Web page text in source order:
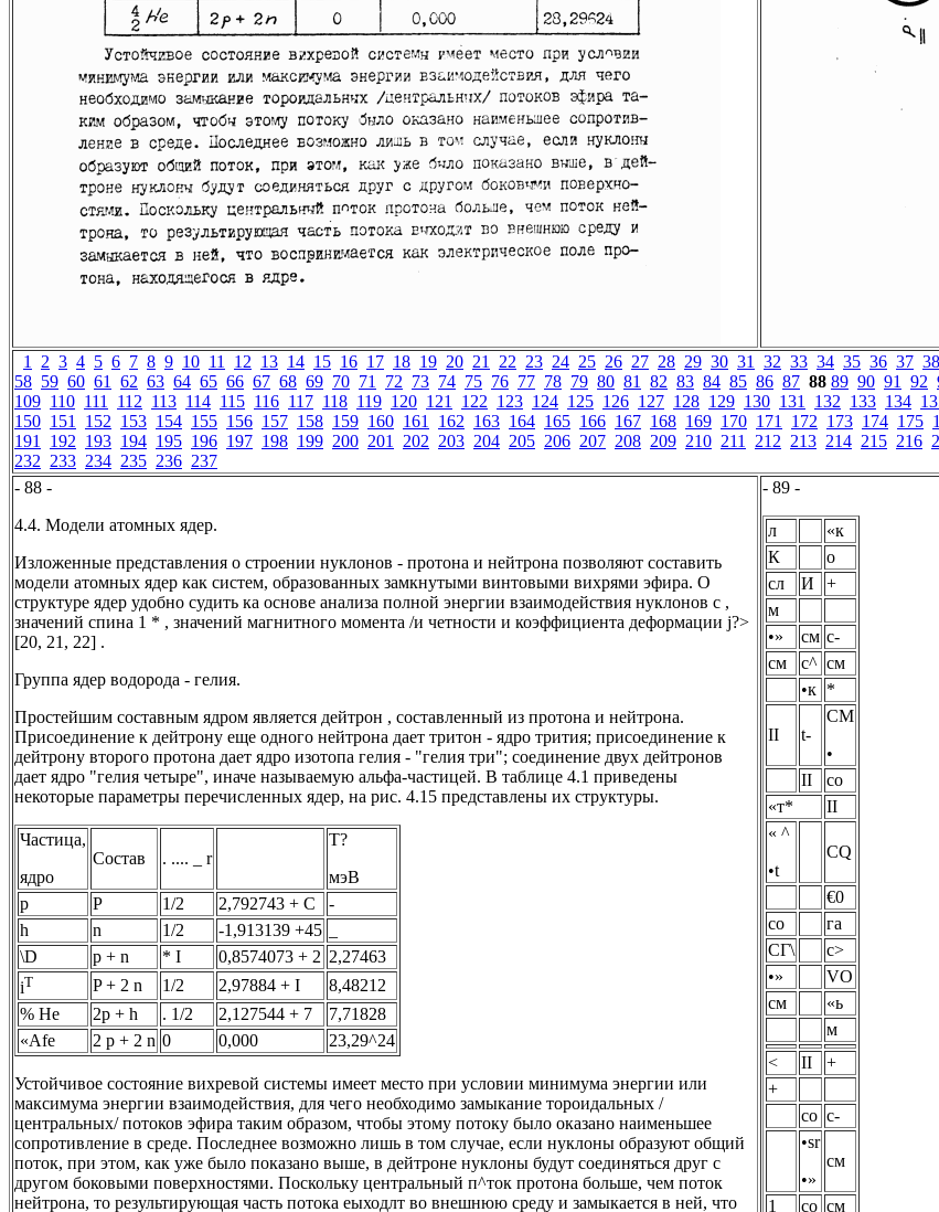
1 2 3 4 5 6 7 8 9 10 11 12 13 14 15 16 17 18 19 20 21 22 23 24 25 26 27 28 29 30 31 32 33 34 35 36 37 38
58 59 60 61 62 63 64 65 66 67 68 69 70 71 72 73 74 75 76 77 78 79 80 81 82 83 84 85 86 87 88 89 90 91 92
109 110 111 112 113 114 115 116 117 118 119 120 121 122 123 124 125 126 127 128 129 130 131 132 133 134
150 151 152 153 154 155 156 157 158 159 160 161 162 163 164 165 166 167 168 169 170 171 172 173 174 175
191 192 193 194 195 196 197 198 199 200 201 202 203 204 205 206 207 208 209 210 211 212 213 214 215 216
232 233 234 235 236 237
- 88 -
4.4. Модели атомных ядер.
Изложенные представления о строении нуклонов - протона и нейтрона позволяют составить
модели атомных ядер как систем, образованных замкнутыми винтовыми вихрями эфира. О
структуре ядер удобно судить ка основе анализа полной энергии взаимодействия нуклонов с ,
значений спина 1 * , значений магнитного момента /и четности и коэффициента деформации j?>
[20, 21, 22] .
Группа ядер водорода - гелия.
Простейшим составным ядром является дейтрон , составленный из протона и нейтрона.
Присоединение к дейтрону еще одного нейтрона дает тритон - ядро трития; присоединение к
дейтрону второго протона дает ядро изотопа гелия - "гелия три"; соединение двух дейтронов
дает ядро "гелия четыре", иначе называемую альфа-частицей. В таблице 4.1 приведены
некоторые параметры перечисленных ядер, на рис. 4.15 представлены их структуры.
Частица,
ядро
Состав . .... _ r
T?
мэВ
р
P 1/2 2,792743 + С
-
h
n 1/2 -1,913139 +45
\D
p + n * I 0,8574073 + 2 2,27463
iT P + 2 n 1/2 2,97884 + I
8,48212
% Не
2p + h . 1/2 2,127544 + 7
7,71828
«Afe
2 p + 2 n 0 0,000 23,29^24
Устойчивое состояние вихревой системы имеет место при условии минимума энергии или
максимума энергии взаимодействия, для чего необходимо замыкание тороидальных /
центральных/ потоков эфира таким образом, чтобы этому потоку было оказано наименьшее
сопротивление в среде. Последнее возможно лишь в том случае, если нуклоны образуют общий
поток, при этом, как уже было показано выше, в дейтроне нуклоны будут соединяться друг с
другом боковыми поверхностями. Поскольку центральный п^ток протона больше, чем поток
нейтрона, то результирующая часть потока еыходлт во внешнюю среду и замыкается в ней, что
- 89 -
л
«к
К
о
сл
И
+
м
•»
см с-
см
с^ см
•к *
II t-
СМ
•
II
со
«т*
II
« ^
•t
CQ
€0
со
га
СГ\
с>
•»
VO
см
«ь
м
<
II
+
+
со с-
•sr
•»
см
1 со см